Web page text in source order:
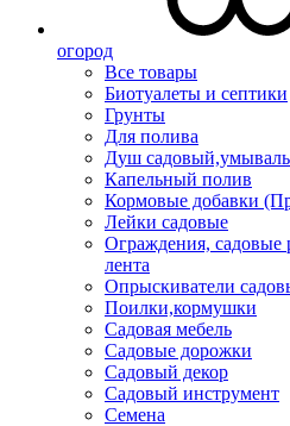
огород
Все товары
Биотуалеты и септики
Грунты
Для полива
Душ
Капельный полив
Кормовые добавки
Лейки садовые
Ограждения, садовые
лента
Опрыскиватели
Поилки,кормушки
Садовая мебель
Садовые дорожки
Садовый декор
Садовый инструмент
Семена